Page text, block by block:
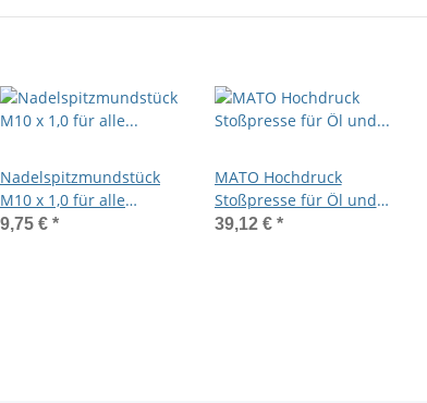
Nadelspitzmundstück
M10 x 1,0 für alle
Schmiernippelarten
9,75 € *
MATO Hochdruck
Stoßpresse für Öl und
Fließfette 150ccm mit
39,12 € *